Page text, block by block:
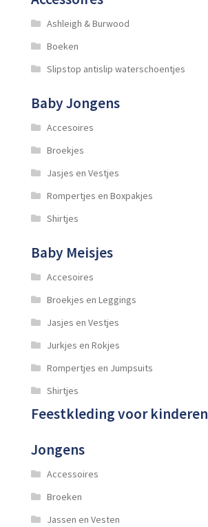
Ashleigh & Burwood
Boeken
Slipstop antislip waterschoentjes
Baby Jongens
Accesoires
Broekjes
Jasjes en Vestjes
Rompertjes en Boxpakjes
Shirtjes
Baby Meisjes
Accesoires
Broekjes en Leggings
Jasjes en Vestjes
Jurkjes en Rokjes
Rompertjes en Jumpsuits
Shirtjes
Feestkleding voor kinderen
Jongens
Accessoires
Broeken
Jassen en Vesten